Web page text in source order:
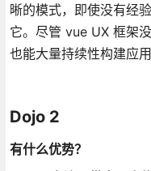
晰的模式，即使没有经
它。尽管 vue UX 框架
也能大量持续性构建应
Dojo 2
有什么优势？